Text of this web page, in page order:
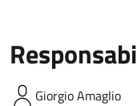
GiorgioAmaglio